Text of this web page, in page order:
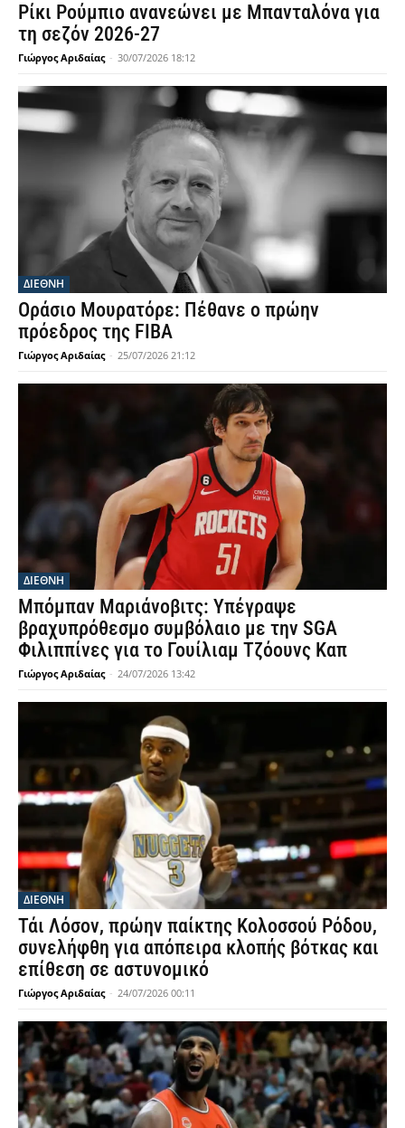
Ρίκι Ρούμπιο ανανεώνει με Μπανταλόνα για
τη σεζόν 2026-27
Γιώργος Αριδαίας - 30/07/2026 18:12
ΔΙΕΘΝΗ
Οράσιο Μουρατόρε: Πέθανε ο πρώην
πρόεδρος της FIBA
Γιώργος Αριδαίας - 25/07/2026 21:12
ΔΙΕΘΝΗ
Μπόμπαν Μαριάνοβιτς: Υπέγραψε
βραχυπρόθεσμο συμβόλαιο με την SGA
Φιλιππίνες για το Γουίλιαμ Τζόουνς Καπ
Γιώργος Αριδαίας - 24/07/2026 13:42
ΔΙΕΘΝΗ
Τάι Λόσον, πρώην παίκτης Κολοσσού Ρόδου,
συνελήφθη για απόπειρα κλοπής βότκας και
επίθεση σε αστυνομικό
Γιώργος Αριδαίας - 24/07/2026 00:11